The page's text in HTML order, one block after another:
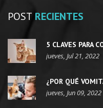
POST RECIENTES
5 CLAVES PARA
jueves, Jul 21, 2022
¿POR QUÉ
jueves, Jun 09, 2022